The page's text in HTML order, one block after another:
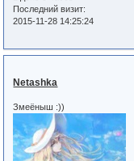
Последний визит:
2015-11-28 14:25:24
Netashka
Змеёныш :))